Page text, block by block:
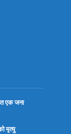
एक जना
मृत्यु